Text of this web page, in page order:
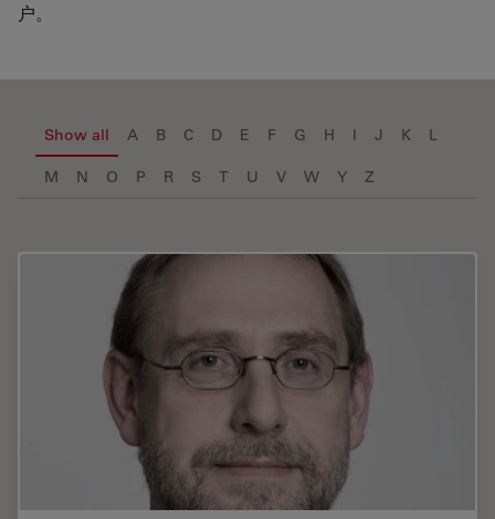
户。
Show all A B C D E F G H I J K L
M N O P R S T U V W Y Z